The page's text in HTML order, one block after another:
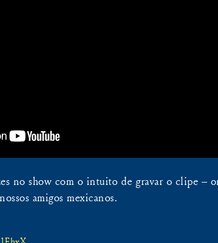
no show com o intuito de gravar o clipe
amigos mexicanos.